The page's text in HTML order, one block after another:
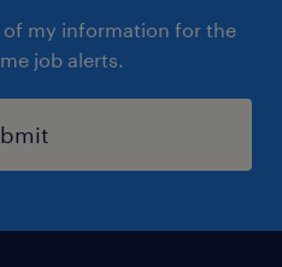
of my information for the
job alerts.